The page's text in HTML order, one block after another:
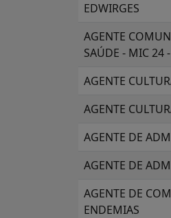
EDWIRGES
AGENTE
SAÚDE - MIC 24
AGENTE
AGENTE
AGENTE DE
AGENTE DE
AGENTE DE
ENDEMIAS